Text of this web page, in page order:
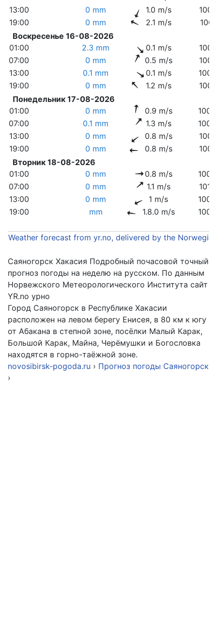
13:00
0 mm 1.0 m/s
19:00
0 mm 2.1 m/s
Воскресенье 16-08-2026
01:00
2.3 mm 0.1 m/s
07:00
0 mm 0.5 m/s
13:00
0.1 mm 0.1 m/s
19:00
0 mm 1.2 m/s
Понедельник 17-08-2026
01:00
0 mm 0.9 m/s
07:00
0.1 mm 1.3 m/s
13:00
0 mm 0.8 m/s
19:00
0 mm 0.8 m/s
Вторник 18-08-2026
01:00
0 mm 0.8 m/s
07:00
0 mm 1.1 m/s
13:00
0 mm 1 m/s
19:00
mm 1.8.0 m/s
Weather forecast from yr.no, delivered by the
Саяногорск Хакасия Подробный почасовой точный
прогноз погоды на неделю на русском. По данным
Норвежского Метеорологического Института сайт
YR.no урно
Город Саяногорск в Республике Хакасии
расположен на левом берегу Енисея, в 80 км к югу
от Абакана в степной зоне, посёлки Малый Карак,
Большой Карак, Майна, Черёмушки и Богословка
находятся в горно-таёжной зоне.
novosibirsk-pogoda.ru › Прогноз погоды Саяногорск
›